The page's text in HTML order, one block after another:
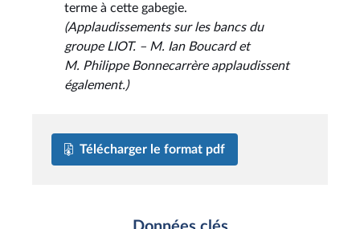
terme à cette gabegie.
(Applaudissements sur les bancs du
groupe LIOT. – M. Ian Boucard et
M. Philippe Bonnecarrère applaudissent
également.)
Télécharger le format pdf